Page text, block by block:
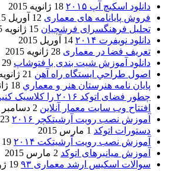
دانلود اسکیچ آپ ۲۰۱۵
18 ژانویه 2015
فروش پایانامه های معماری 12 آوریل 2015
تحلیل فرهنگسرای فرشچیان 15 ژانویه 2015
دانلود نویفرت ۲۰۱۴
14 آوریل 2015
تعریف فضا در معماری 28 ژانویه 2015
دانلود آموزش شیت بندی با فتوشاپ 29 ژوئن 2015
اصول طراحي ایستگاه راه آهن 21 ژانویه 2015
پایان نامه هنرستان هنر و معماري 18 ژانویه 2015
چطور فضای اتوکد ۲۰۱۶ را کلاسیک کنیم؟
افتتاح وب سایت معمار آنلاین 2 دسامبر 2014
آموزش نصب رویت آرشیتکچر ۲۰۱۶
23 می 2015
دستورات اتوکد 1 مارس 2015
آموزش نصب رویت آرشیتکت ۲۰۱۴
19 ژانویه 2015
آموزش میانبرهای اتوکد 2 مارس 2015
سوالات اسکیس ارشد معماری ۹۳
19 ژوئن 2015